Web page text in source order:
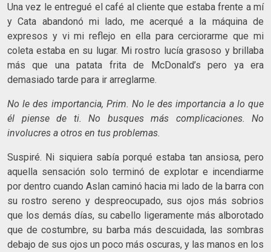
Una vez le entregué el café al cliente que estaba frente a mí
y Cata abandonó mi lado, me acerqué a la máquina de
expresos y vi mi reflejo en ella para cerciorarme que mi
coleta estaba en su lugar. Mi rostro lucía grasoso y brillaba
más que una patata frita de McDonald’s pero ya era
demasiado tarde para ir arreglarme.
No le des importancia, Prim. No le des importancia a lo que
él piense de ti. No busques más complicaciones. No
involucres a otros en tus problemas.
Suspiré. Ni siquiera sabía porqué estaba tan ansiosa, pero
aquella sensación solo terminó de explotar e incendiarme
por dentro cuando Aslan caminó hacia mi lado de la barra con
su rostro sereno y despreocupado, sus ojos más sobrios
que los demás días, su cabello ligeramente más alborotado
que de costumbre, su barba más descuidada, las sombras
debajo de sus ojos un poco más oscuras, y las manos en los